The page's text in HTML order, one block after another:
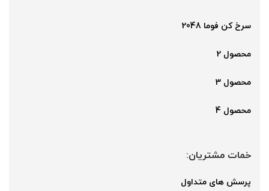
سرخ کن فوما 2048
محصول 2
محصول 3
محصول 4
خمات مشتریان:
پرسش های متداول